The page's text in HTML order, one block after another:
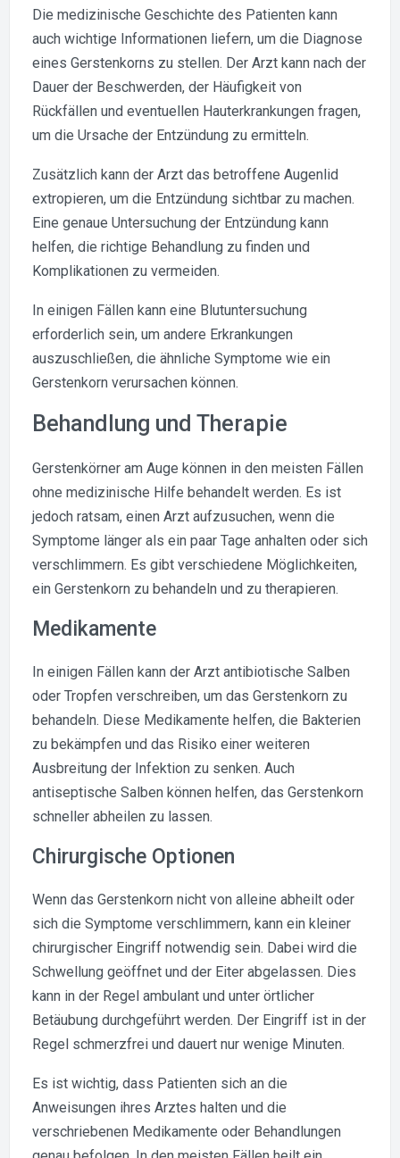
Die medizinische Geschichte des Patienten kann
auch wichtige Informationen liefern, um die Diagnose
eines Gerstenkorns zu stellen. Der Arzt kann nach der
Dauer der Beschwerden, der Häufigkeit von
Rückfällen und eventuellen Hauterkrankungen fragen,
um die Ursache der Entzündung zu ermitteln.
Zusätzlich kann der Arzt das betroffene Augenlid
extropieren, um die Entzündung sichtbar zu machen.
Eine genaue Untersuchung der Entzündung kann
helfen, die richtige Behandlung zu finden und
Komplikationen zu vermeiden.
In einigen Fällen kann eine Blutuntersuchung
erforderlich sein, um andere Erkrankungen
auszuschließen, die ähnliche Symptome wie ein
Gerstenkorn verursachen können.
Behandlung und Therapie
Gerstenkörner am Auge können in den meisten Fällen
ohne medizinische Hilfe behandelt werden. Es ist
jedoch ratsam, einen Arzt aufzusuchen, wenn die
Symptome länger als ein paar Tage anhalten oder sich
verschlimmern. Es gibt verschiedene Möglichkeiten,
ein Gerstenkorn zu behandeln und zu therapieren.
Medikamente
In einigen Fällen kann der Arzt antibiotische Salben
oder Tropfen verschreiben, um das Gerstenkorn zu
behandeln. Diese Medikamente helfen, die Bakterien
zu bekämpfen und das Risiko einer weiteren
Ausbreitung der Infektion zu senken. Auch
antiseptische Salben können helfen, das Gerstenkorn
schneller abheilen zu lassen.
Chirurgische Optionen
Wenn das Gerstenkorn nicht von alleine abheilt oder
sich die Symptome verschlimmern, kann ein kleiner
chirurgischer Eingriff notwendig sein. Dabei wird die
Schwellung geöffnet und der Eiter abgelassen. Dies
kann in der Regel ambulant und unter örtlicher
Betäubung durchgeführt werden. Der Eingriff ist in der
Regel schmerzfrei und dauert nur wenige Minuten.
Es ist wichtig, dass Patienten sich an die
Anweisungen ihres Arztes halten und die
verschriebenen Medikamente oder Behandlungen